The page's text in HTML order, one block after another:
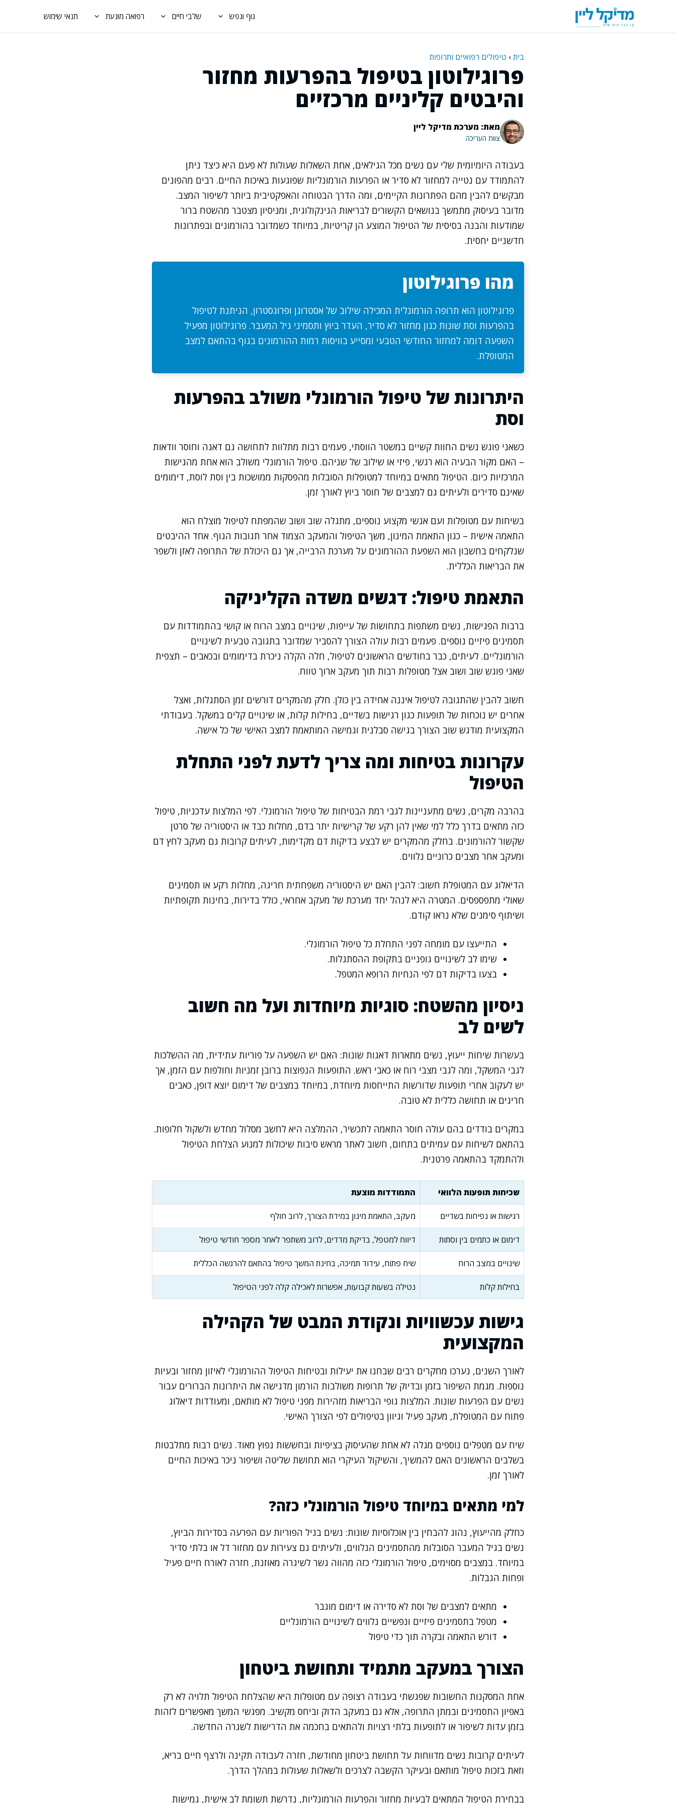
גוף ונפש שלבי חיים רפואה מונעת תנאי שימוש
בית› טיפולים רפואיים ותרופות
פרוגילוטון בטיפול בהפרעות מחזור
והיבטים קליניים מרכזיים
מאת: מערכת מדיקל ליין
צוות העריכה
בעבודה היומיומית שלי עם נשים מכל הגילאים, אחת השאלות שעולות לא פעם היא כיצד ניתן
להתמודד עם נטייה למחזור לא סדיר או הפרעות הורמונליות שפוגעות באיכות החיים. רבים מהפונים
מבקשים להבין מהם הפתרונות הקיימים, ומה הדרך הבטוחה והאפקטיבית ביותר לשיפור המצב.
מדובר בעיסוק מתמשך בנושאים הקשורים לבריאות הגינקולוגית, ומניסיון מצטבר מהשטח ברור
שמודעות והבנה בסיסית של הטיפול המוצע הן קריטיות, במיוחד כשמדובר בהורמונים ובפתרונות
חדשניים יחסית.
מהו פרוגילוטון
פרוגילוטון הוא תרופה הורמונלית המכילה שילוב של אסטרוגן ופרוגסטרון, הניתנת לטיפול
בהפרעות וסת שונות כגון מחזור לא סדיר, העדר ביוץ ותסמיני גיל המעבר. פרוגילוטון מפעיל
השפעה דומה למחזור החודשי הטבעי ומסייע בוויסות רמות ההורמונים בגוף בהתאם למצב
המטופלת.
היתרונות של טיפול הורמונלי משולב בהפרעות
וסת
כשאני פוגש נשים החוות קשיים במשטר הווסתי, פעמים רבות מתלוות לתחושה גם דאגה וחוסר וודאות
– האם מקור הבעיה הוא רגשי, פיזי או שילוב של שניהם. טיפול הורמונלי משולב הוא אחת מהגישות
המרכזיות כיום. הטיפול מתאים במיוחד למטופלות הסובלות מהפסקות ממושכות בין וסת לוסת, דימומים
שאינם סדירים ולעיתים גם למצבים של חוסר ביוץ לאורך זמן.
בשיחות עם מטופלות ועם אנשי מקצוע נוספים, מתגלה שוב ושוב שהמפתח לטיפול מוצלח הוא
התאמה אישית – כגון התאמת המינון, משך הטיפול והמעקב הצמוד אחר תגובות הגוף. אחד ההיבטים
שנלקחים בחשבון הוא השפעת ההורמונים על מערכת הרבייה, אך גם היכולת של התרופה לאזן ולשפר
את הבריאות הכללית.
התאמת טיפול: דגשים משדה הקליניקה
ברבות הפגישות, נשים משתפות בתחושות של עייפות, שינויים במצב הרוח או קושי בהתמודדות עם
תסמינים פיזיים נוספים. פעמים רבות עולה הצורך להסביר שמדובר בתגובה טבעית לשינויים
הורמונליים. לעיתים, כבר בחודשים הראשונים לטיפול, חלה הקלה ניכרת בדימומים ובכאבים – תצפית
שאני פוגש שוב ושוב אצל מטופלות רבות תוך מעקב ארוך טווח.
חשוב להבין שהתגובה לטיפול איננה אחידה בין כולן. חלק מהמקרים דורשים זמן הסתגלות, ואצל
אחרים יש נוכחות של תופעות כגון רגישות בשדיים, בחילות קלות, או שינויים קלים במשקל. בעבודתי
המקצועית מודגש שוב הצורך בגישה סבלנית וגמישה המותאמת למצב האישי של כל אישה.
עקרונות בטיחות ומה צריך לדעת לפני התחלת
הטיפול
בהרבה מקרים, נשים מתעניינות לגבי רמת הבטיחות של טיפול הורמונלי. לפי המלצות עדכניות, טיפול
כזה מתאים בדרך כלל למי שאין להן רקע של קרישיות יתר בדם, מחלות כבד או היסטוריה של סרטן
שקשור להורמונים. בחלק מהמקרים יש לבצע בדיקות דם מקדימות, לעיתים קרובות גם מעקב לחץ דם
ומעקב אחר מצבים כרוניים נלווים.
הדיאלוג עם המטופלת חשוב: להבין האם יש היסטוריה משפחתית חריגה, מחלות רקע או תסמינים
שאולי מתפספסים. המטרה היא לנהל יחד מערכת של מעקב אחראי, כולל בדירות, בחינות תקופתיות
ושיתוף סימנים שלא נראו קודם.
התייעצו עם מומחה לפני התחלת כל טיפול הורמונלי.
שימו לב לשינויים גופניים בתקופת ההסתגלות.
בצעו בדיקות דם לפי הנחיות הרופא המטפל.
ניסיון מהשטח: סוגיות מיוחדות ועל מה חשוב
לשים לב
בעשרות שיחות ייעוץ, נשים מתארות דאגות שונות: האם יש השפעה על פוריות עתידית, מה ההשלכות
לגבי המשקל, ומה לגבי מצבי רוח או כאבי ראש. התופעות הנפוצות ברובן זמניות וחולפות עם הזמן, אך
יש לעקוב אחרי תופעות שדורשות התייחסות מיוחדת, במיוחד במצבים של דימום יוצא דופן, כאבים
חריגים או תחושה כללית לא טובה.
במקרים בודדים בהם עולה חוסר התאמה לתכשיר, ההמלצה היא לחשב מסלול מחדש ולשקול חלופות.
בהתאם לשיחות עם עמיתים בתחום, חשוב לאתר מראש סיבות שיכולות למנוע הצלחת הטיפול
ולהתמקד בהתאמה פרטנית.
שכיחות תופעות הלוואי התמודדות מוצעת
רגישות או נפיחות בשדיים מעקב, התאמת מינון במידת הצורך, לרוב חולף
דימום או כתמים בין וסתות דיווח למטפל, בדיקת מדדים, לרוב משתפר לאחר מספר חודשי טיפול
שינויים במצב הרוח שיח פתוח, עידוד תמיכה, בחינת המשך טיפול בהתאם להרגשה הכללית
בחילות קלות נטילה בשעות קבועות, אפשרות לאכילה קלה לפני הטיפול
גישות עכשוויות ונקודת המבט של הקהילה
המקצועית
לאורך השנים, נערכו מחקרים רבים שבחנו את יעילות ובטיחות הטיפול ההורמונלי לאיזון מחזור ובעיות
נוספות. מגמת השיפור בזמן ובדיוק של תרופות משולבות הורמון מדגישה את היתרונות הברורים עבור
נשים עם הפרעות שונות. המלצות גופי הבריאות מזהירות מפני טיפול לא מותאם, ומעודדות דיאלוג
פתוח עם המטופלת, מעקב פעיל וגיוון בטיפולים לפי הצורך האישי.
שיח עם מטפלים נוספים מגלה לא אחת שהעיסוק בציפיות ובחששות נפוץ מאוד. נשים רבות מתלבטות
בשלבים הראשונים האם להמשיך, והשיקול העיקרי הוא תחושת שליטה ושיפור ניכר באיכות החיים
לאורך זמן.
למי מתאים במיוחד טיפול הורמונלי כזה?
כחלק מהייעוץ, נהוג להבחין בין אוכלוסיות שונות: נשים בגיל הפוריות עם הפרעה בסדירות הביוץ,
נשים בגיל המעבר הסובלות מהתסמינים הנלווים, ולעיתים גם צעירות עם מחזור דל או בלתי סדיר
במיוחד. במצבים מסוימים, טיפול הורמונלי כזה מהווה גשר לשיגרה מאוזנת, חזרה לאורח חיים פעיל
ופחות הגבלות.
מתאים למצבים של וסת לא סדירה או דימום מוגבר
מטפל בתסמינים פיזיים ונפשיים נלווים לשינויים הורמונליים
דורש התאמה ובקרה תוך כדי טיפול
הצורך במעקב מתמיד ותחושת ביטחון
אחת המסקנות החשובות שפגשתי בעבודה רצופה עם מטופלות היא שהצלחת הטיפול תלויה לא רק
באפיון התסמינים ובמתן התרופה, אלא גם במעקב הדוק וביחס מקשיב. מפגשי המשך מאפשרים לזהות
בזמן עדות לשיפור או לתופעות בלתי רצויות ולהתאים בחכמה את הדרישות לשגרה החדשה.
לעיתים קרובות נשים מדווחות על תחושת ביטחון מחודשת, חזרה לעבודה תקינה ולרצף חיים בריא,
וזאת בזכות טיפול מותאם ובעיקר הקשבה לצרכים ולשאלות שעולות במהלך הדרך.
בבחירת הטיפול המתאים לבעיות מחזור והפרעות הורמונליות, נדרשת תשומת לב אישית, גמישות